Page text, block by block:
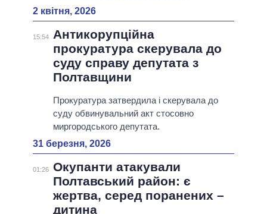
2 квітня, 2026
15:54
Антикорупційна
прокуратура скерувала до
суду справу депутата з
Полтавщини
Прокуратура затвердила і скерувала до
суду обвинувальний акт стосовно
миргородського депутата.
31 березня, 2026
01:26 Окупанти атакували
Полтавський район: є
жертва, серед поранених –
дитина